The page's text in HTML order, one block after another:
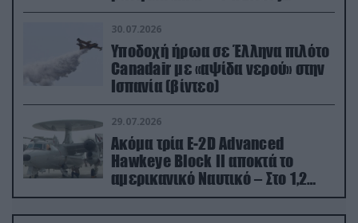
εκτινάχθηκε εγκαίρως
30.07.2026
Υποδοχή ήρωα σε Έλληνα πιλότο
Canadair με «αψίδα νερού» στην
Ισπανία (βίντεο)
29.07.2026
Ακόμα τρία E-2D Advanced
Hawkeye Block II αποκτά το
αμερικανικό Ναυτικό – Στο 1,2
δισ.δολάρια το κόστος